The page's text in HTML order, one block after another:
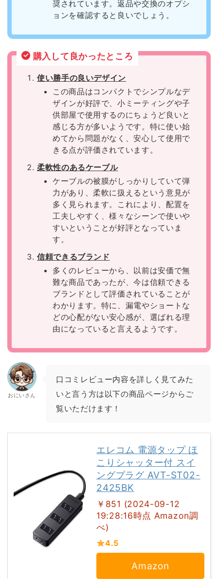
奨されています。返品や交換のオプシ
ョンを確認すると良いでしょう。
購入して良かったところ
使い勝手の良いデザイン
この商品はコンパクトでシンプルなデ
ザインが好評で、小ミーティングや子
供部屋で使用するのにちょうど良いと
感じる方が多いようです。特に使い始
めてから問題がなく、安心して使用で
きる点が評価されています。
柔軟性のあるケーブル
ケーブルの被膜がしっかりしていて弾
力があり、柔軟に扱えるという意見が
多く見られます。これにより、配置を
工夫しやすく、様々なシーンで使いや
すいということが好評となっていま
す。
信頼できるブランド
多くのレビューから、以前は安価で無
難な商品であったが、今は信頼できる
ブランドとして評価されていることが
わかります。特に、漏電やショートな
どの心配がない安心感が、選ばれる理
由になっていると言えるようです。
おにいさん
口コミレビュー内容を詳しく見てみた
いと言う方は以下の商品ページからご
覧いただけます！
エレコム 電源タップ ほ
こりシャッター付 スイ
ングプラグ AVT-ST02-
2425BK
￥851 (2024-09-12
19:28:16時点 Amazon調
べ)
4.5
Amazon